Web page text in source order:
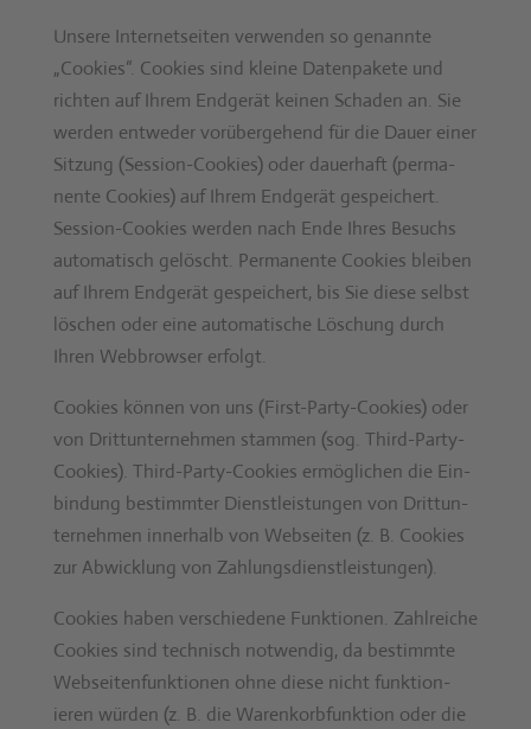
Unsere Inter­net­seit­en ver­wen­den so genan­nte
„Cook­ies“. Cook­ies sind kleine Daten­pakete und
richt­en auf Ihrem Endgerät keinen Schaden an. Sie
wer­den entwed­er vorüberge­hend für die Dauer ein­er
Sitzung (Ses­sion-Cook­ies) oder dauer­haft (per­ma­
nente Cook­ies) auf Ihrem Endgerät gespe­ichert.
Ses­sion-Cook­ies wer­den nach Ende Ihres Besuchs
automa­tisch gelöscht. Per­ma­nente Cook­ies bleiben
auf Ihrem Endgerät gespe­ichert, bis Sie diese selb­st
löschen oder eine automa­tis­che Löschung durch
Ihren Web­brows­er erfol­gt.
Cook­ies kön­nen von uns (First-Par­ty-Cook­ies) oder
von Drit­tun­ternehmen stam­men (sog. Third-Par­ty-
Cook­ies). Third-Par­ty-Cook­ies ermöglichen die Ein­
bindung bes­timmter Dien­stleis­tun­gen von Drit­tun­
ternehmen inner­halb von Web­seit­en (z. B. Cook­ies
zur Abwick­lung von Zahlungs­di­en­stleis­tun­gen).
Cook­ies haben ver­schiedene Funk­tio­nen. Zahlre­iche
Cook­ies sind tech­nisch notwendig, da bes­timmte
Web­seit­en­funk­tio­nen ohne diese nicht funk­tion­
ieren wür­den (z. B. die Warenko­rb­funk­tion oder die